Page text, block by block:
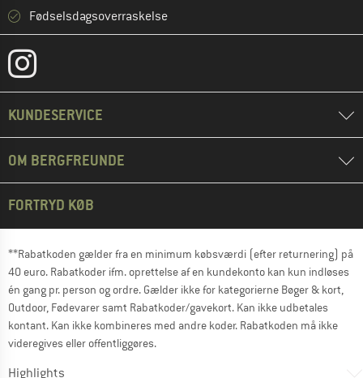
Fødselsdagsoverraskelse
KUNDESERVICE
OM BERGFREUNDE
FORTRYD KØB
**Rabatkoden gælder fra en minimum købsværdi (efter returnering) på
40 euro. Rabatkoder ifm. oprettelse af en kundekonto kan kun indløses
én gang pr. person og ordre. Gælder ikke for kategorierne Bøger & kort,
Outdoor, Fødevarer samt Rabatkoder/gavekort. Kan ikke udbetales
kontant. Kan ikke kombineres med andre koder. Rabatkoden må ikke
videregives eller offentliggøres.
Highlights